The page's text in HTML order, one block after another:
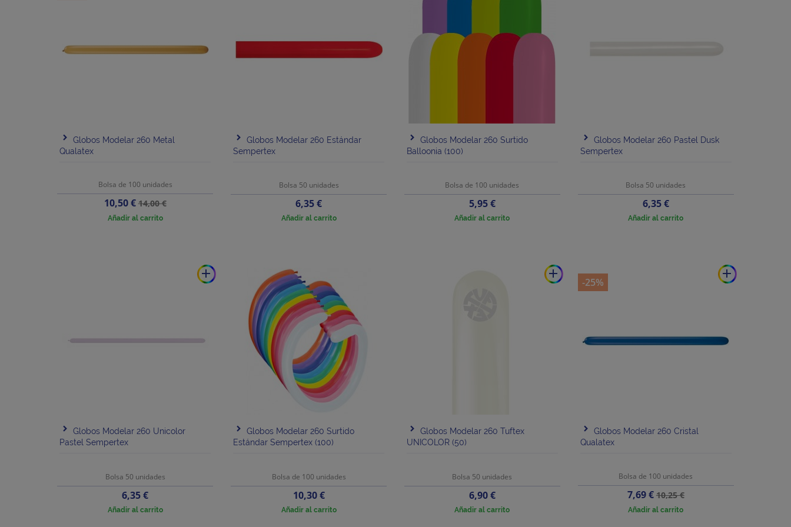
Globos Modelar 260 Metal
Qualatex
Bolsa de 100 unidades
Precio
10,50 €Precio
base
14,00 €
Añadir al carrito
Globos Modelar 260 Estándar
Sempertex
Bolsa 50 unidades
Precio
6,35 €
Añadir al carrito
Globos Modelar 260 Surtido
Balloonia (100)
Bolsa de 100 unidades
Precio
5,95 €
Añadir al carrito
Globos Modelar 260 Pastel Dusk
Sempertex
Bolsa 50 unidades
Precio
6,35 €
Añadir al carrito
add
Globos Modelar 260 Unicolor
Pastel Sempertex
Bolsa 50 unidades
Precio
6,35 €
Añadir al carrito
Globos Modelar 260 Surtido
Estándar Sempertex (100)
Bolsa de 100 unidades
Precio
10,30 €
Añadir al carrito
add
Globos Modelar 260 Tuftex
UNICOLOR (50)
Bolsa 50 unidades
Precio
6,90 €
Añadir al carrito
add
Globos Modelar 260 Cristal
Qualatex
Bolsa de 100 unidades
Precio
7,69 €Precio
base
10,25 €
Añadir al carrito
-25%